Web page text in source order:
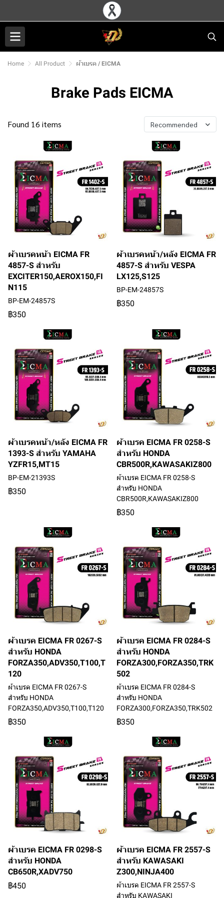
Home All Product ผ้าเบรค / EICMA
Brake Pads EICMA
Found 16 items Recommended
ผ้าเบรคหน้า EICMA FR
4857-S สำหรับ
EXCITER150,AEROX150,FI
N115
BP-EM-24857S
฿350
ผ้าเบรคหน้า/หลัง EICMA FR
4857-S สำหรับ VESPA
LX125,S125
BP-EM-24857S
฿350
ผ้าเบรคหน้า/หลัง EICMA FR
1393-S สำหรับ YAMAHA
YZFR15,MT15
BP-EM-21393S
฿350
ผ้าเบรค EICMA FR 0258-S
สำหรับ HONDA
CBR500R,KAWASAKIZ800
ผ้าเบรค EICMA FR 0258-S
สำหรับ HONDA
CBR500R,KAWASAKIZ800
฿350
ผ้าเบรค EICMA FR 0267-S
สำหรับ HONDA
FORZA350,ADV350,T100,T
120
ผ้าเบรค EICMA FR 0267-S
สำหรับ HONDA
FORZA350,ADV350,T100,T120
฿350
ผ้าเบรค EICMA FR 0284-S
สำหรับ HONDA
FORZA300,FORZA350,TRK
502
ผ้าเบรค EICMA FR 0284-S
สำหรับ HONDA
FORZA300,FORZA350,TRK502
฿350
ผ้าเบรค EICMA FR 0298-S
สำหรับ HONDA
CB650R,XADV750
฿450
ผ้าเบรค EICMA FR 2557-S
สำหรับ KAWASAKI
Z300,NINJA400
ผ้าเบรค EICMA FR 2557-S
สำหรับ KAWASAKI